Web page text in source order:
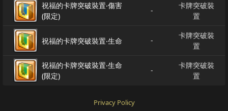
祝福的卡牌突破裝置‧傷害
(限定)
-
卡牌突破裝
置
祝福的卡牌突破裝置‧生命 -
卡牌突破裝
置
祝福的卡牌突破裝置‧生命
(限定)
-
卡牌突破裝
置
Privacy Policy